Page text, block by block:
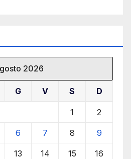
2026
G V S D
1 2
6 7 8 9
13 14 15 16